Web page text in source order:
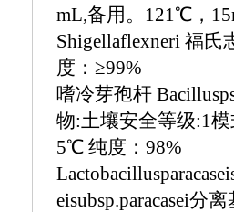
mL,备用。121℃，
Shigellaflexneri 福氏
度：≥99%
嗜冷芽孢杆
物:土壤安全等级:1
5℃ 纯度：98%
eisubsp.paracasei分